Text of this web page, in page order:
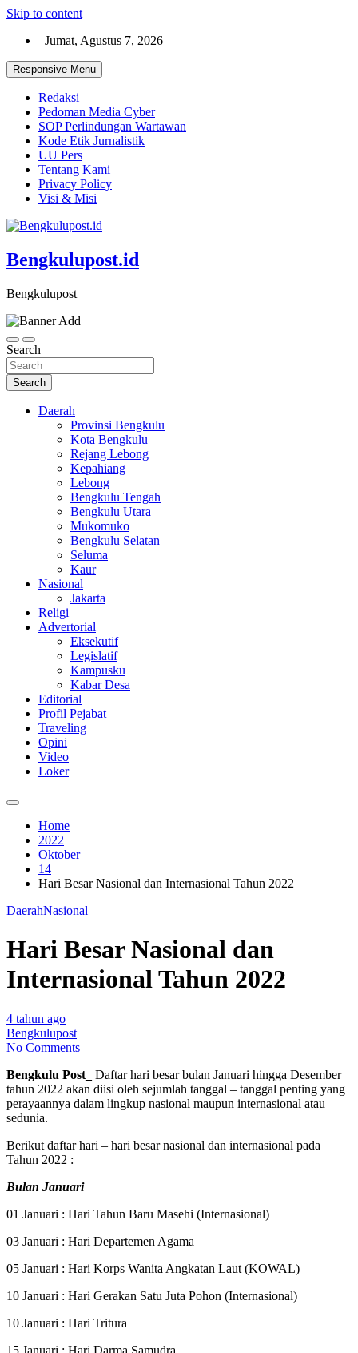
Skip to content
Jumat, Agustus 7, 2026
Responsive Menu
Redaksi
Pedoman Media Cyber
SOP Perlindungan Wartawan
Kode Etik Jurnalistik
UU Pers
Tentang Kami
Privacy Policy
Visi & Misi
Bengkulupost.id
Bengkulupost
Search
Search
Daerah
Provinsi Bengkulu
Kota Bengkulu
Rejang Lebong
Kepahiang
Lebong
Bengkulu Tengah
Bengkulu Utara
Mukomuko
Bengkulu Selatan
Seluma
Kaur
Nasional
Jakarta
Religi
Advertorial
Eksekutif
Legislatif
Kampusku
Kabar Desa
Editorial
Profil Pejabat
Traveling
Opini
Video
Loker
Home
2022
Oktober
14
Hari Besar Nasional dan Internasional Tahun 2022
DaerahNasional
Hari Besar Nasional dan
Internasional Tahun 2022
4 tahun ago
Bengkulupost
No Comments
Bengkulu Post_ Daftar hari besar bulan Januari hingga Desember
tahun 2022 akan diisi oleh sejumlah tanggal – tanggal penting yang
perayaannya dalam lingkup nasional maupun internasional atau
sedunia.
Berikut daftar hari – hari besar nasional dan internasional pada
Tahun 2022 :
Bulan Januari
01 Januari : Hari Tahun Baru Masehi (Internasional)
03 Januari : Hari Departemen Agama
05 Januari : Hari Korps Wanita Angkatan Laut (KOWAL)
10 Januari : Hari Gerakan Satu Juta Pohon (Internasional)
10 Januari : Hari Tritura
15 Januari : Hari Darma Samudra